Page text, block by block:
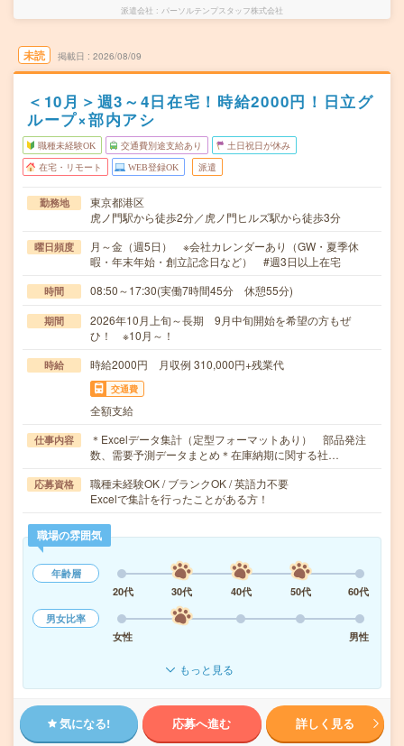
派遣会社 パーソルテンプスタッフ株式会社
未読 掲載日 2026/08/09
＜10月＞週3～4日在宅！時給2000円！日立グ
ループ×部内アシ
職種未経験OK 交通費別途支給あり 土日祝日が休み
在宅・リモート WEB登録OK 派遣
勤務地
東京都港区
虎ノ門駅から徒歩2分／虎ノ門ヒルズ駅から徒歩3分
曜日頻度
月～金（週5日） ※会社カレンダーあり（GW・夏季休
暇・年末年始・創立記念日など） #週3日以上在宅
時間 08:50～17:30(実働7時間45分 休憩55分)
期間
2026年10月上旬～長期 9月中旬開始を希望の方もぜ
ひ！ ※10月～！
時給 時給2000円 月収例 310,000円+残業代
交通費
全額支給
仕事内容
＊Excelデータ集計（定型フォーマットあり） 部品発注
数、需要予測データまとめ＊在庫納期に関する社…
応募資格
職種未経験OK / ブランクOK / 英語力不要
Excelで集計を行ったことがある方！
職場の雰囲気
年齢層
20代
30代 40代 50代
60代
男女比率
女性
男性
もっと見る
気になる! 応募へ進む 詳しく見る